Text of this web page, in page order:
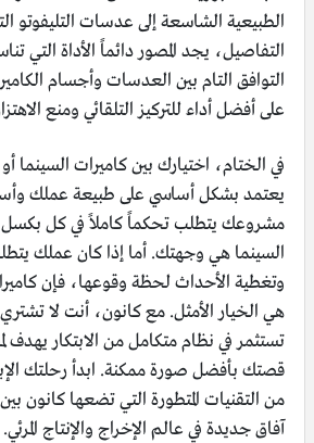
الطبيعية الشاسعة إلى عدسات التليفوتو
التفاصيل، يجد المصور دائماً الأداة التي
التوافق التام بين العدسات وأجسام
على أفضل أداء للتركيز التلقائي ومنع
في الختام، اختيارك بين كاميرات السينما
يعتمد بشكل أساسي على طبيعة عملك
مشروعك يتطلب تحكماً كاملاً في كل بكسل
السينما هي وجهتك. أما إذا كان عملك
وتغطية الأحداث لحظة وقوعها، فإن
هي الخيار الأمثل. مع كانون، أنت لا
تستثمر في نظام متكامل من الابتكار
قصتك بأفضل صورة ممكنة. ابدأ رحلتك
من التقنيات المتطورة التي تضعها كانون
آفاق جديدة في عالم الإخراج والإنتاج المرئي.